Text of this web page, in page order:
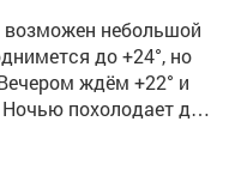
возможен небольшой
народных примет: